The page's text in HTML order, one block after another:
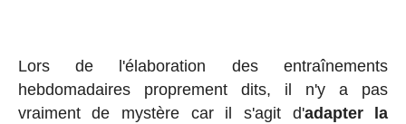
Lors de l'élaboration des entraînements
hebdomadaires proprement dits, il n'y a pas
vraiment de mystère car il s'agit d'adapter la